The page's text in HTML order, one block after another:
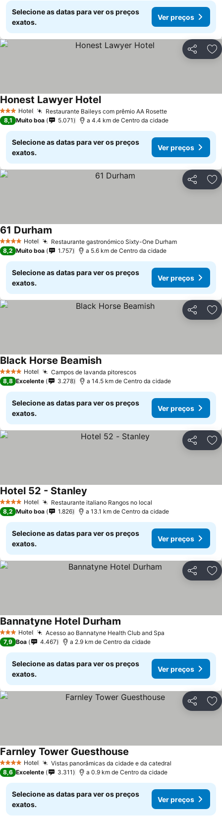
Selecione as datas para ver os preços
exatos.
Ver preços
Partilhar
3 EstrelasHotel Restaurante Baileys com prêmio AA Rosette
Honest Lawyer Hotel
8,1 Muito boa 5.071 a 4.4 km de Centro da cidade
Selecione as datas para ver os preços
exatos.
Ver preços
Partilhar
4 EstrelasHotel Restaurante gastronómico Sixty-One Durham
61 Durham
8,2 Muito boa 1.757 a 5.6 km de Centro da cidade
Selecione as datas para ver os preços
exatos.
Ver preços
Partilhar
4 EstrelasHotel Campos de lavanda pitorescos
Black Horse Beamish
8,8 Excelente 3.278 a 14.5 km de Centro da cidade
Selecione as datas para ver os preços
exatos.
Ver preços
Partilhar
4 EstrelasHotel Restaurante italiano Rangos no local
Hotel 52 - Stanley
8,2 Muito boa 1.826 a 13.1 km de Centro da cidade
Selecione as datas para ver os preços
exatos.
Ver preços
Partilhar
3 EstrelasHotel Acesso ao Bannatyne Health Club and Spa
Bannatyne Hotel Durham
7,9 Boa 4.467 a 2.9 km de Centro da cidade
Selecione as datas para ver os preços
exatos.
Ver preços
Partilhar
4 EstrelasHotel Vistas panorâmicas da cidade e da catedral
Farnley Tower Guesthouse
8,6 Excelente 3.311 a 0.9 km de Centro da cidade
Selecione as datas para ver os preços
exatos.
Ver preços